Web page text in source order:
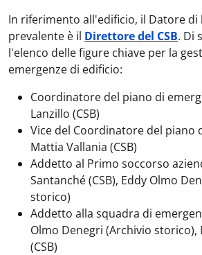
In riferimento all'edificio, il Datore di
prevalente è il Direttore del CSB. Di
l'elenco delle figure chiave per la
emergenze di edificio:
Coordinatore del piano di
Lanzillo (CSB)
Vice del Coordinatore del piano
Mattia Vallania (CSB)
Addetto al Primo soccorso
Santanché (CSB), Eddy Olmo
storico)
Addetto alla squadra di
Olmo Denegri (Archivio storico),
(CSB)